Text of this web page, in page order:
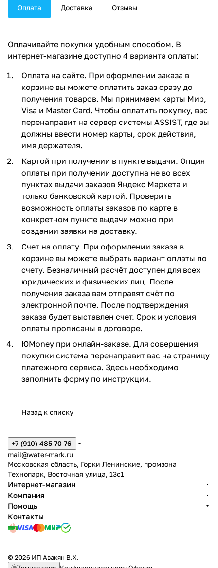
Оплата Доставка Отзывы
Оплачивайте покупки удобным способом. В
интернет-магазине доступно 4 варианта оплаты:
Оплата на сайте. При оформлении заказа в
корзине вы можете оплатить заказ сразу до
получения товаров. Мы принимаем карты Мир,
Visa и Master Card. Чтобы оплатить покупку, вас
перенаправит на сервер системы ASSIST, где вы
должны ввести номер карты, срок действия,
имя держателя.
Картой при получении в пункте выдачи. Опция
оплаты при получении доступна не во всех
пунктах выдачи заказов Яндекс Маркета и
только банковской картой. Проверить
возможность оплаты заказов по карте в
конкретном пункте выдачи можно при
создании заявки на доставку.
Счет на оплату. При оформлении заказа в
корзине вы можете выбрать вариант оплаты по
счету. Безналичный расчёт доступен для всех
юридических и физических лиц. После
получения заказа вам отправят счёт по
электронной почте. После подтверждения
заказа будет выставлен счет. Срок и условия
оплаты прописаны в договоре.
ЮMoney при онлайн-заказе. Для совершения
покупки система перенаправит вас на страницу
платежного сервиса. Здесь необходимо
заполнить форму по инструкции.
Назад к списку
+7 (910) 485-70-76
mail@water-mark.ru
Московская область, Горки Ленинские, промзона
Технопарк, Восточная улица, 13с1
Интернет-магазин
Компания
Помощь
Контакты
© 2026 ИП Авакян В.Х.